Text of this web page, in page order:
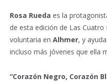
Rosa Rueda es la
de esta edición de Las Cuatro
voluntaria en Alhmer, y
incluso más jóvenes que ella
“Corazón Negro, Corazón